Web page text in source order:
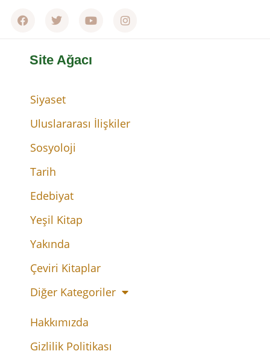
Site Ağacı
Siyaset
Uluslararası İlişkiler
Sosyoloji
Tarih
Edebiyat
Yeşil Kitap
Yakında
Çeviri Kitaplar
Diğer Kategoriler
Hakkımızda
Gizlilik Politikası